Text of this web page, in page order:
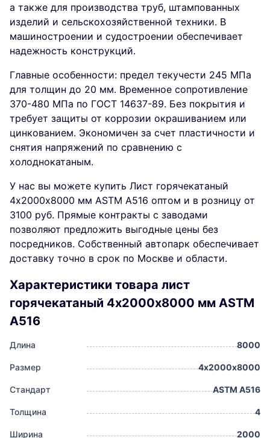
а также для производства труб, штампованных
изделий и сельскохозяйственной техники. В
машиностроении и судостроении обеспечивает
надежность конструкций.
Главные особенности: предел текучести 245 МПа
для толщин до 20 мм. Временное сопротивление
370-480 МПа по ГОСТ 14637-89. Без покрытия и
требует защиты от коррозии окрашиванием или
цинкованием. Экономичен за счет пластичности и
снятия напряжений по сравнению с
холоднокатаным.
У нас вы можете купить Лист горячекатаный
4х2000х8000 мм ASTM A516 оптом и в розницу от
3100 руб. Прямые контракты с заводами
позволяют предложить выгодные цены без
посредников. Собственный автопарк обеспечивает
доставку точно в срок по Москве и области.
Характеристики товара лист
горячекатаный 4х2000х8000 мм ASTM
A516
Длина 8000
Размер 4х2000х8000
Стандарт ASTM A516
Толщина 4
Ширина 2000